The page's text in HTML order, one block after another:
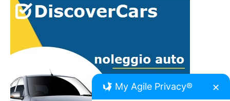
My Agile Privacy® ✕